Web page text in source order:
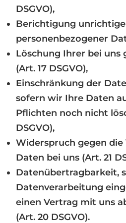
DSGVO),
Berichtigung
personenbezogener
Löschung Ihrer bei uns
(Art. 17 DSGVO),
Einschränkung der
sofern wir Ihre Daten
Pflichten noch nicht
DSGVO),
Widerspruch gegen
Daten bei uns (Art. 21
Datenübertragbarkeit,
Datenverarbeitung
einen Vertrag mit uns
(Art. 20 DSGVO).